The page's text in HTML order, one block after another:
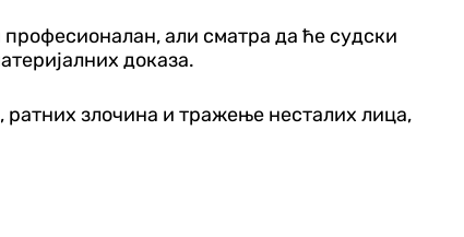
али сматра да ће судски
доказа.
ратних злочина и тражење несталих лица,